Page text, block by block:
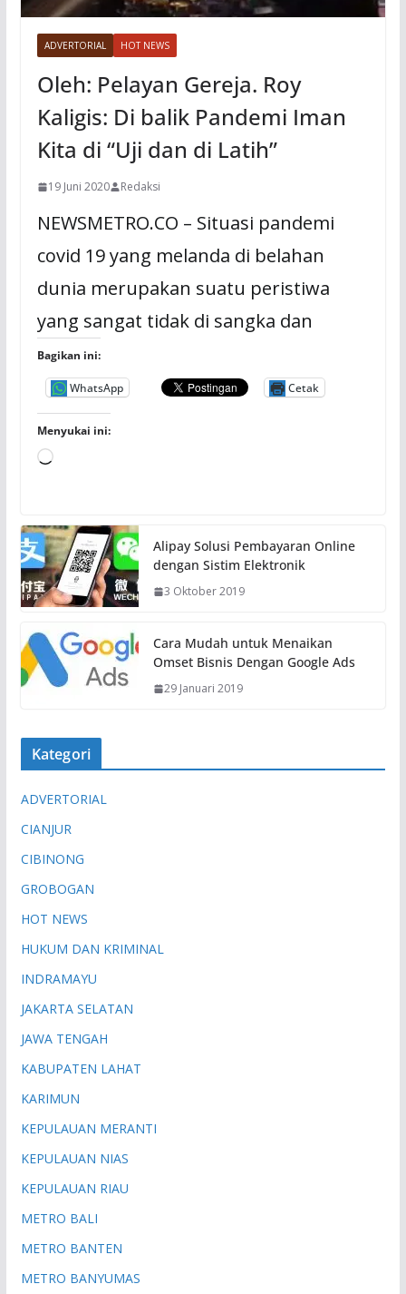
ADVERTORIAL HOT NEWS
Oleh: Pelayan Gereja. Roy
Kaligis: Di balik Pandemi Iman
Kita di “Uji dan di Latih”
19 Juni 2020 Redaksi
NEWSMETRO.CO – Situasi pandemi
covid 19 yang melanda di belahan
dunia merupakan suatu peristiwa
yang sangat tidak di sangka dan
Bagikan ini:
WhatsApp Cetak
Menyukai ini:
M
u
a
t
.
Alipay Solusi Pembayaran Online
dengan Sistim Elektronik
3 Oktober 2019
Cara Mudah untuk Menaikan
Omset Bisnis Dengan Google Ads
29 Januari 2019
Kategori
ADVERTORIAL
CIANJUR
CIBINONG
GROBOGAN
HOT NEWS
HUKUM DAN KRIMINAL
INDRAMAYU
JAKARTA SELATAN
JAWA TENGAH
KABUPATEN LAHAT
KARIMUN
KEPULAUAN MERANTI
KEPULAUAN NIAS
KEPULAUAN RIAU
METRO BALI
METRO BANTEN
METRO BANYUMAS